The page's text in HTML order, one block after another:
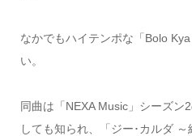
なかでもハイテンポな「Bolo
い。
同曲は「NEXA Music」シーズン
しても知られ、「ジー･カルダ